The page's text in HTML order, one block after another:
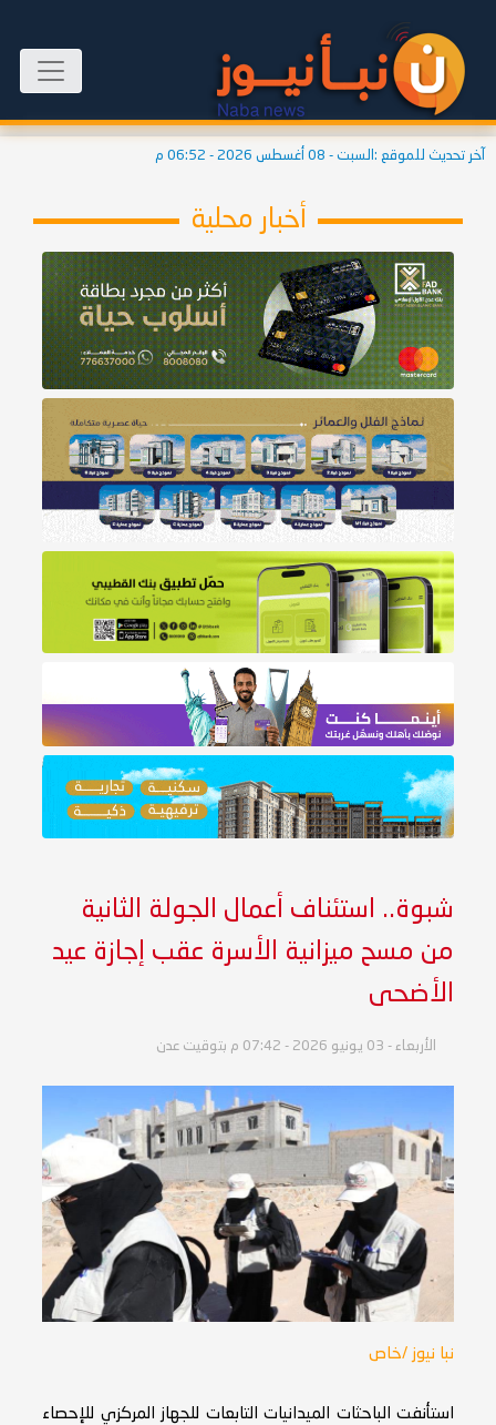
آخر تحديث للموقع : السبت - 08 أغسطس 2026 - 06:52 م
أخبار محلية
شبوة.. استئناف أعمال الجولة الثانية
من مسح ميزانية الأسرة عقب إجازة عيد
الأضحى
الأربعاء - 03 يونيو 2026 - 07:42 م بتوقيت عدن
نبا نيوز /خاص
استأنفت الباحثات الميدانيات التابعات للجهاز المركزي للإحصاء